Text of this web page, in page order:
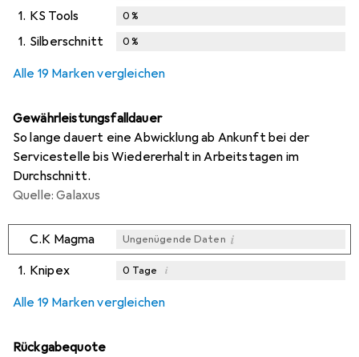
1. KS Tools 0%
1. Silberschnitt 0%
Alle 19 Marken vergleichen
Gewährleistungsfalldauer
So lange dauert eine Abwicklung ab Ankunft bei der
Servicestelle bis Wiedererhalt in Arbeitstagen im
Durchschnitt.
Quelle: Galaxus
C.K Magma Ungenügende Daten i
1. Knipex 0 Tage i
Alle 19 Marken vergleichen
Rückgabequote